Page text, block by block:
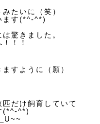
たいに（笑）
ます(*^-^*)
驚きました。
！！
すように（願）
だけ飼育していて
(*^-^*)